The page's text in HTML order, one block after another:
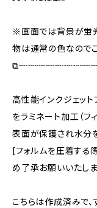
※画面では背景が蛍
物は通常の色なので
高性能インクジェッ
をラミネート加工（フ
表面が保護され水分
[フォルムを圧着する
め了承お願いいたしま
こちらは作成済みで